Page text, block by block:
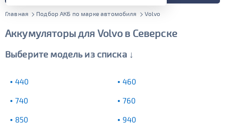
Главная Подбор АКБ по марке автомобиля Volvo
Аккумуляторы для Volvo в Северске
Выберите модель из списка ↓
440 460
740 760
850 940